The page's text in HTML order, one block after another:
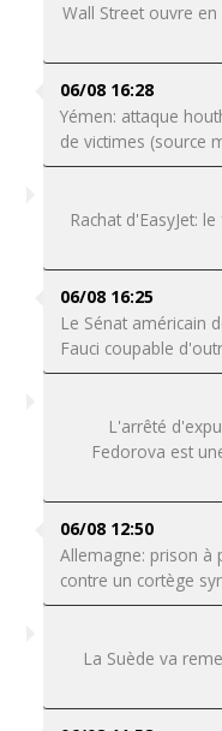
Wall Street ouvre
06/08 16:28
Yémen: attaque
de victimes (source
Rachat d'EasyJet:
06/08 16:25
Le Sénat américain
Fauci coupable
L'arrêté
Fedorova est
06/08 12:50
Allemagne: prison à
contre un cortège
La Suède va